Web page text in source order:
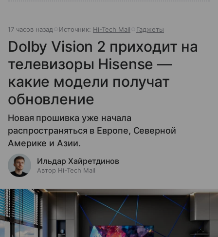
17 часов назад Источник: Hi-Tech Mail Гаджеты
Dolby Vision 2 приходит на
телевизоры Hisense —
какие модели получат
обновление
Новая прошивка уже начала
распространяться в Европе, Северной
Америке и Азии.
Ильдар Хайретдинов
Автор Hi-Tech Mail